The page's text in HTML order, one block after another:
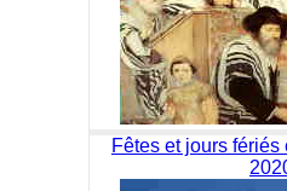
Fêtes et jours